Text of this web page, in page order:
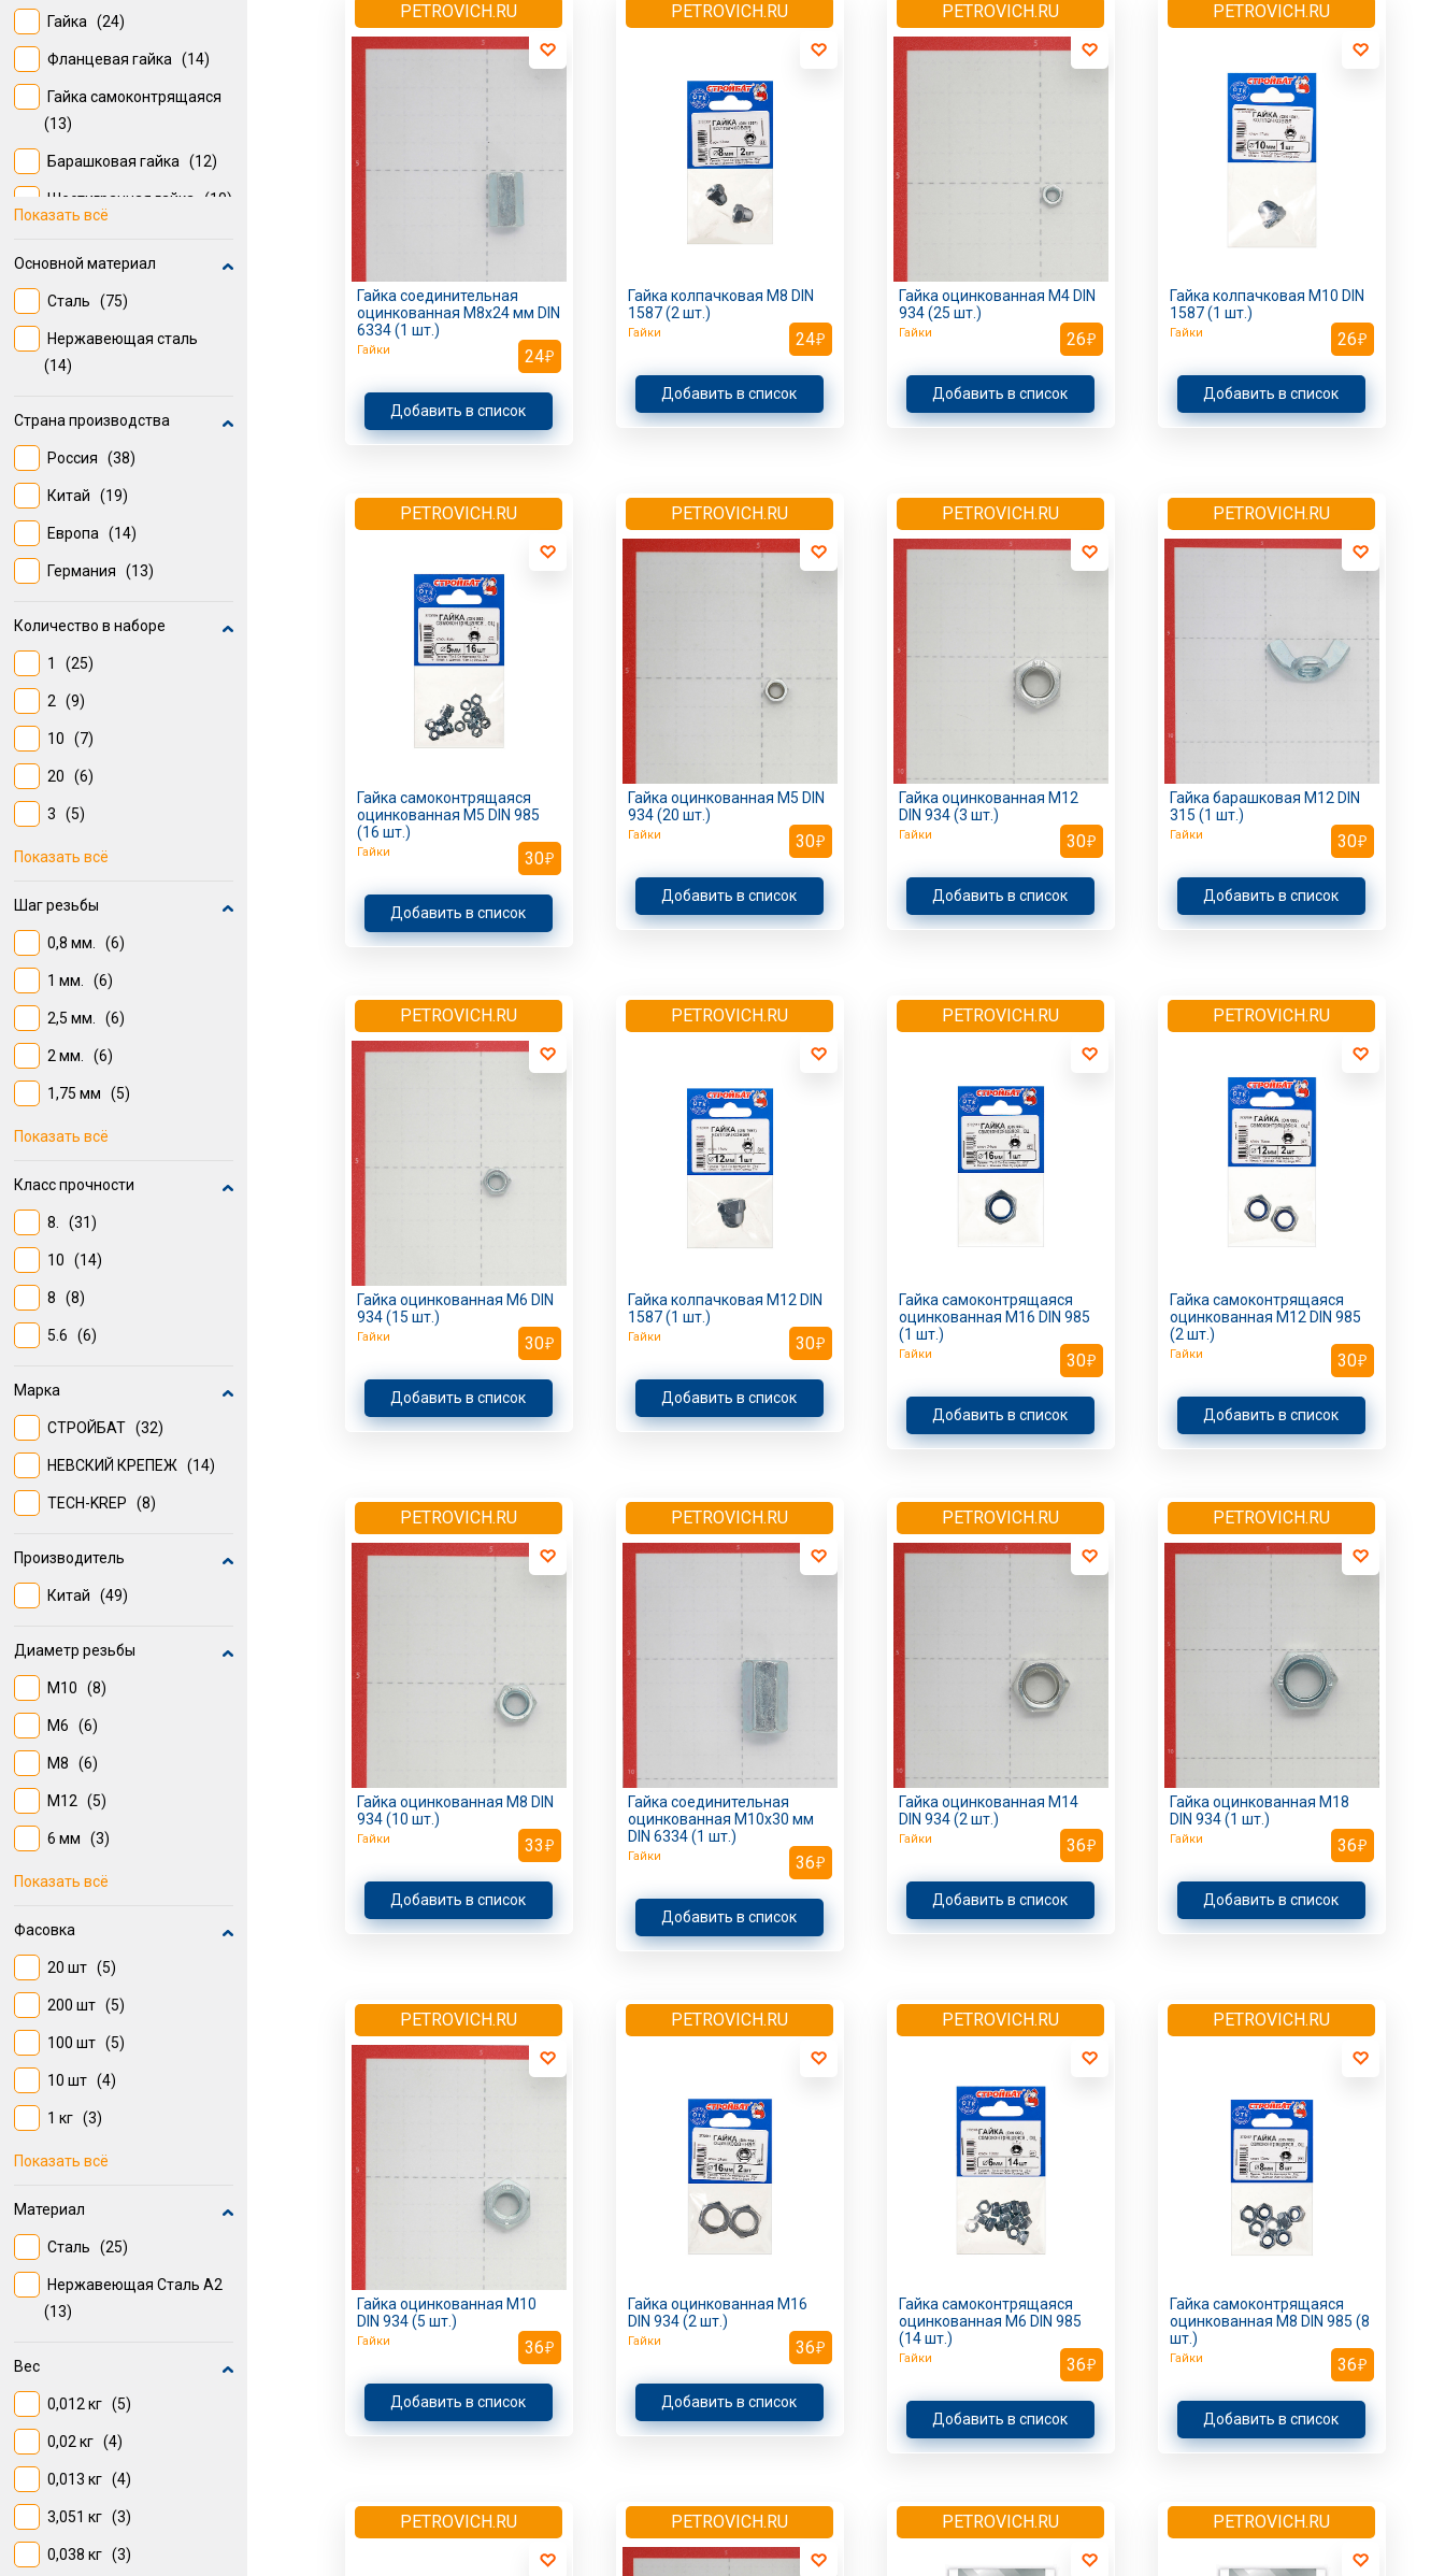
М20 мм
М18 мм(3)
Гайка (24)
Фланцевая гайка (14)
Гайка самоконтрящаяся
(13)
Барашковая гайка (12)
Шестигранная гайка (10)
Колпачковая гайка
Удлиненная
шестигранная гайка(1)
Показать всё
Основной материал
Сталь (75)
Нержавеющая сталь
(14)
Страна производства
Россия (38)
Китай (19)
Европа (14)
Германия (13)
Количество в наборе
1 (25)
2 (9)
10 (7)
20 (6)
3 (5)
5(4)
Показать всё
Шаг резьбы
0,8 мм. (6)
1 мм. (6)
2,5 мм. (6)
2 мм. (6)
1,75 мм (5)
1,50 мм(5)
Показать всё
Класс прочности
8. (31)
10 (14)
8 (8)
5.6 (6)
Марка
СТРОЙБАТ (32)
НЕВСКИЙ КРЕПЕЖ (14)
TECH-KREP (8)
Производитель
Китай (49)
Диаметр резьбы
М10 (8)
М6 (6)
М8 (6)
М12 (5)
6 мм (3)
М4(2)
(1)
М14(1)
М3(1)
12 мм(1)
Показать всё
Фасовка
20 шт (5)
200 шт (5)
100 шт (5)
10 шт (4)
1 кг (3)
15 шт(3)
2 шт
Показать всё
Материал
Сталь (25)
Нержавеющая Сталь А2
(13)
Вес
0,012 кг (5)
0,02 кг (4)
0,013 кг (4)
3,051 кг (3)
0,038 кг (3)
PETROVICH.RU
Гайка соединительная
оцинкованная M8х24 мм DIN
6334 (1 шт.)
Гайки 24
Добавить в список
PETROVICH.RU
Гайка колпачковая M8 DIN
1587 (2 шт.)
Гайки 24
Добавить в список
PETROVICH.RU
Гайка оцинкованная M4 DIN
934 (25 шт.)
Гайки 26
Добавить в список
PETROVICH.RU
Гайка колпачковая M10 DIN
1587 (1 шт.)
Гайки 26
Добавить в список
PETROVICH.RU
Гайка самоконтрящаяся
оцинкованная M5 DIN 985
(16 шт.)
Гайки 30
Добавить в список
PETROVICH.RU
Гайка оцинкованная M5 DIN
934 (20 шт.)
Гайки 30
Добавить в список
PETROVICH.RU
Гайка оцинкованная M12
DIN 934 (3 шт.)
Гайки 30
Добавить в список
PETROVICH.RU
Гайка барашковая M12 DIN
315 (1 шт.)
Гайки 30
Добавить в список
PETROVICH.RU
Гайка оцинкованная M6 DIN
934 (15 шт.)
Гайки 30
Добавить в список
PETROVICH.RU
Гайка колпачковая M12 DIN
1587 (1 шт.)
Гайки 30
Добавить в список
PETROVICH.RU
Гайка самоконтрящаяся
оцинкованная M16 DIN 985
(1 шт.)
Гайки 30
Добавить в список
PETROVICH.RU
Гайка самоконтрящаяся
оцинкованная M12 DIN 985
(2 шт.)
Гайки 30
Добавить в список
PETROVICH.RU
Гайка оцинкованная M8 DIN
934 (10 шт.)
Гайки 33
Добавить в список
PETROVICH.RU
Гайка соединительная
оцинкованная M10х30 мм
DIN 6334 (1 шт.)
Гайки 36
Добавить в список
PETROVICH.RU
Гайка оцинкованная M14
DIN 934 (2 шт.)
Гайки 36
Добавить в список
PETROVICH.RU
Гайка оцинкованная M18
DIN 934 (1 шт.)
Гайки 36
Добавить в список
PETROVICH.RU
Гайка оцинкованная M10
DIN 934 (5 шт.)
Гайки 36
Добавить в список
PETROVICH.RU
Гайка оцинкованная M16
DIN 934 (2 шт.)
Гайки 36
Добавить в список
PETROVICH.RU
Гайка самоконтрящаяся
оцинкованная M6 DIN 985
(14 шт.)
Гайки 36
Добавить в список
PETROVICH.RU
Гайка самоконтрящаяся
оцинкованная M8 DIN 985 (8
шт.)
Гайки 36
Добавить в список
PETROVICH.RU PETROVICH.RU PETROVICH.RU PETROVICH.RU